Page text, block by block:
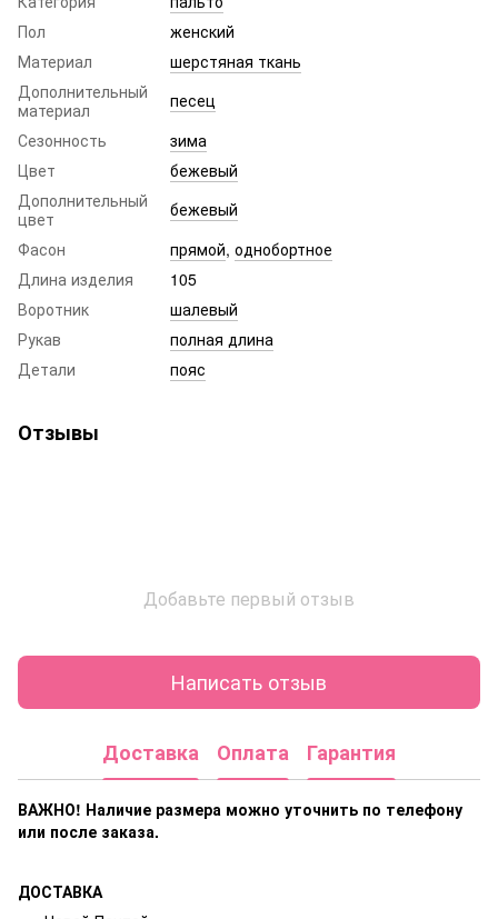
Пол
женский
Материал
шерстяная ткань
Дополнительный
материал
песец
Сезонность
зима
Цвет
бежевый
Дополнительный
цвет
бежевый
Фасон
прямой, однобортное
Длина изделия
105
Воротник
шалевый
Рукав
полная длина
Детали
пояс
Отзывы
Добавьте первый отзыв
Написать отзыв
Доставка Оплата Гарантия
ВАЖНО! Наличие размера можно уточнить по телефону
или после заказа.
ДОСТАВКА